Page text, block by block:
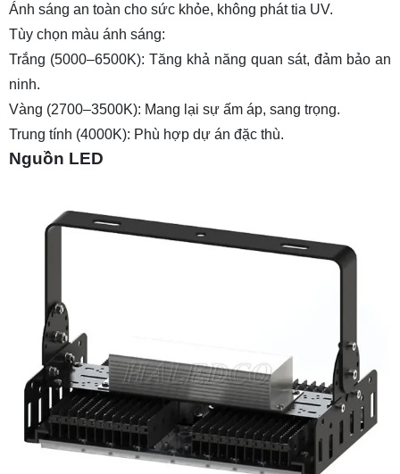
Ánh sáng an toàn cho sức khỏe, không phát tia UV.
Tùy chọn màu ánh sáng:
Trắng (5000–6500K): Tăng khả năng quan sát, đảm bảo an
ninh.
Vàng (2700–3500K): Mang lại sự ấm áp, sang trọng.
Trung tính (4000K): Phù hợp dự án đặc thù.
Nguồn LED